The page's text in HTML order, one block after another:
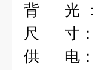
背 光 ：
尺 寸：
供 电：